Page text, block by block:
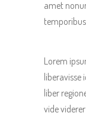
amet
Lorem
liber
vide